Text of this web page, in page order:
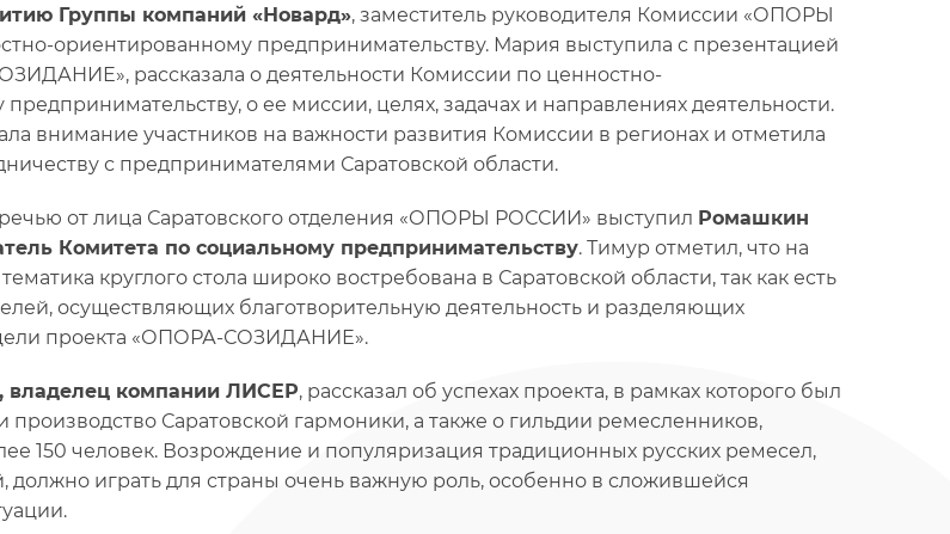
Группы компаний «Новард», заместитель руководителя Комиссии «ОПОРЫ
ориентированному предпринимательству. Мария выступила с презентацией
рассказала о деятельности Комиссии по ценностно-
о ее миссии, целях, задачах и направлениях деятельности.
внимание участников на важности развития Комиссии в регионах и отметила
с предпринимателями Саратовской области.
от лица Саратовского отделения «ОПОРЫ РОССИИ» выступил Ромашкин
Комитета по социальному предпринимательству. Тимур отметил, что на
круглого стола широко востребована в Саратовской области, так как есть
осуществляющих благотворительную деятельность и разделяющих
проекта «ОПОРА-СОЗИДАНИЕ».
владелец компании ЛИСЕР, рассказал об успехах проекта, в рамках которого был
производство Саратовской гармоники, а также о гильдии ремесленников,
150 человек. Возрождение и популяризация традиционных русских ремесел,
должно играть для страны очень важную роль, особенно в сложившейся